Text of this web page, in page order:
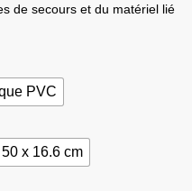
de secours et du matériel lié
PVC
50 x 16.6 cm